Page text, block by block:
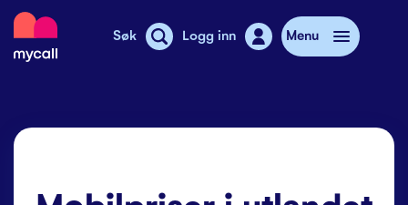
Mycall
Søk Logg inn Menu
Butikker